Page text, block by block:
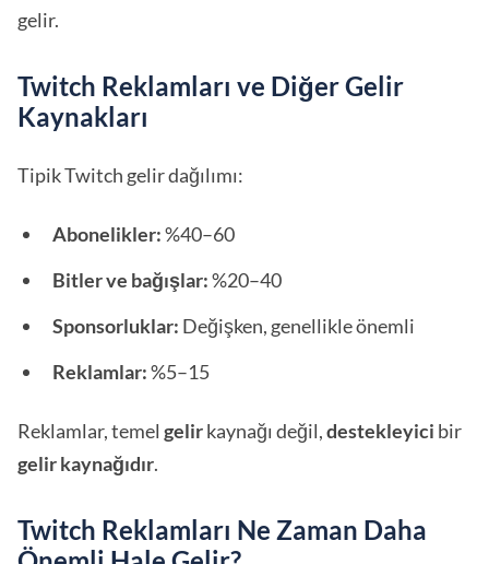
gelir.
Twitch Reklamları ve Diğer Gelir
Kaynakları
Tipik Twitch gelir dağılımı:
Abonelikler:%40–60
Bitler ve bağışlar:%20–40
Sponsorluklar: Değişken, genellikle önemli
Reklamlar:%5–15
Reklamlar, temel gelirkaynağı değil,destekleyici bir
gelir kaynağıdır.
Twitch Reklamları Ne Zaman Daha